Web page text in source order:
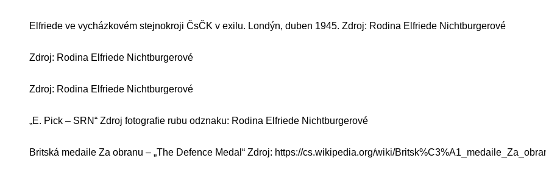
Elfriede ve vycházkovém stejnokroji ČsČK v exilu. Londýn, duben 1945. Zdroj: Rodina Elfriede Nichtburgerové
Zdroj: Rodina Elfriede Nichtburgerové
Zdroj: Rodina Elfriede Nichtburgerové
„E. Pick – SRN“ Zdroj fotografie rubu odznaku: Rodina Elfriede Nichtburgerové
Britská medaile Za obranu – „The Defence Medal“ Zdroj: https://cs.wikipedia.org/wiki/